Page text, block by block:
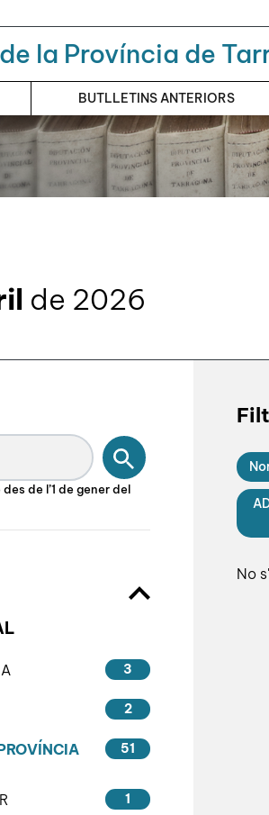
la Província de
BUTLLETINS ANTERIORS
de 2026
Cercar
de l’1 de gener del
3
2
51
1
No